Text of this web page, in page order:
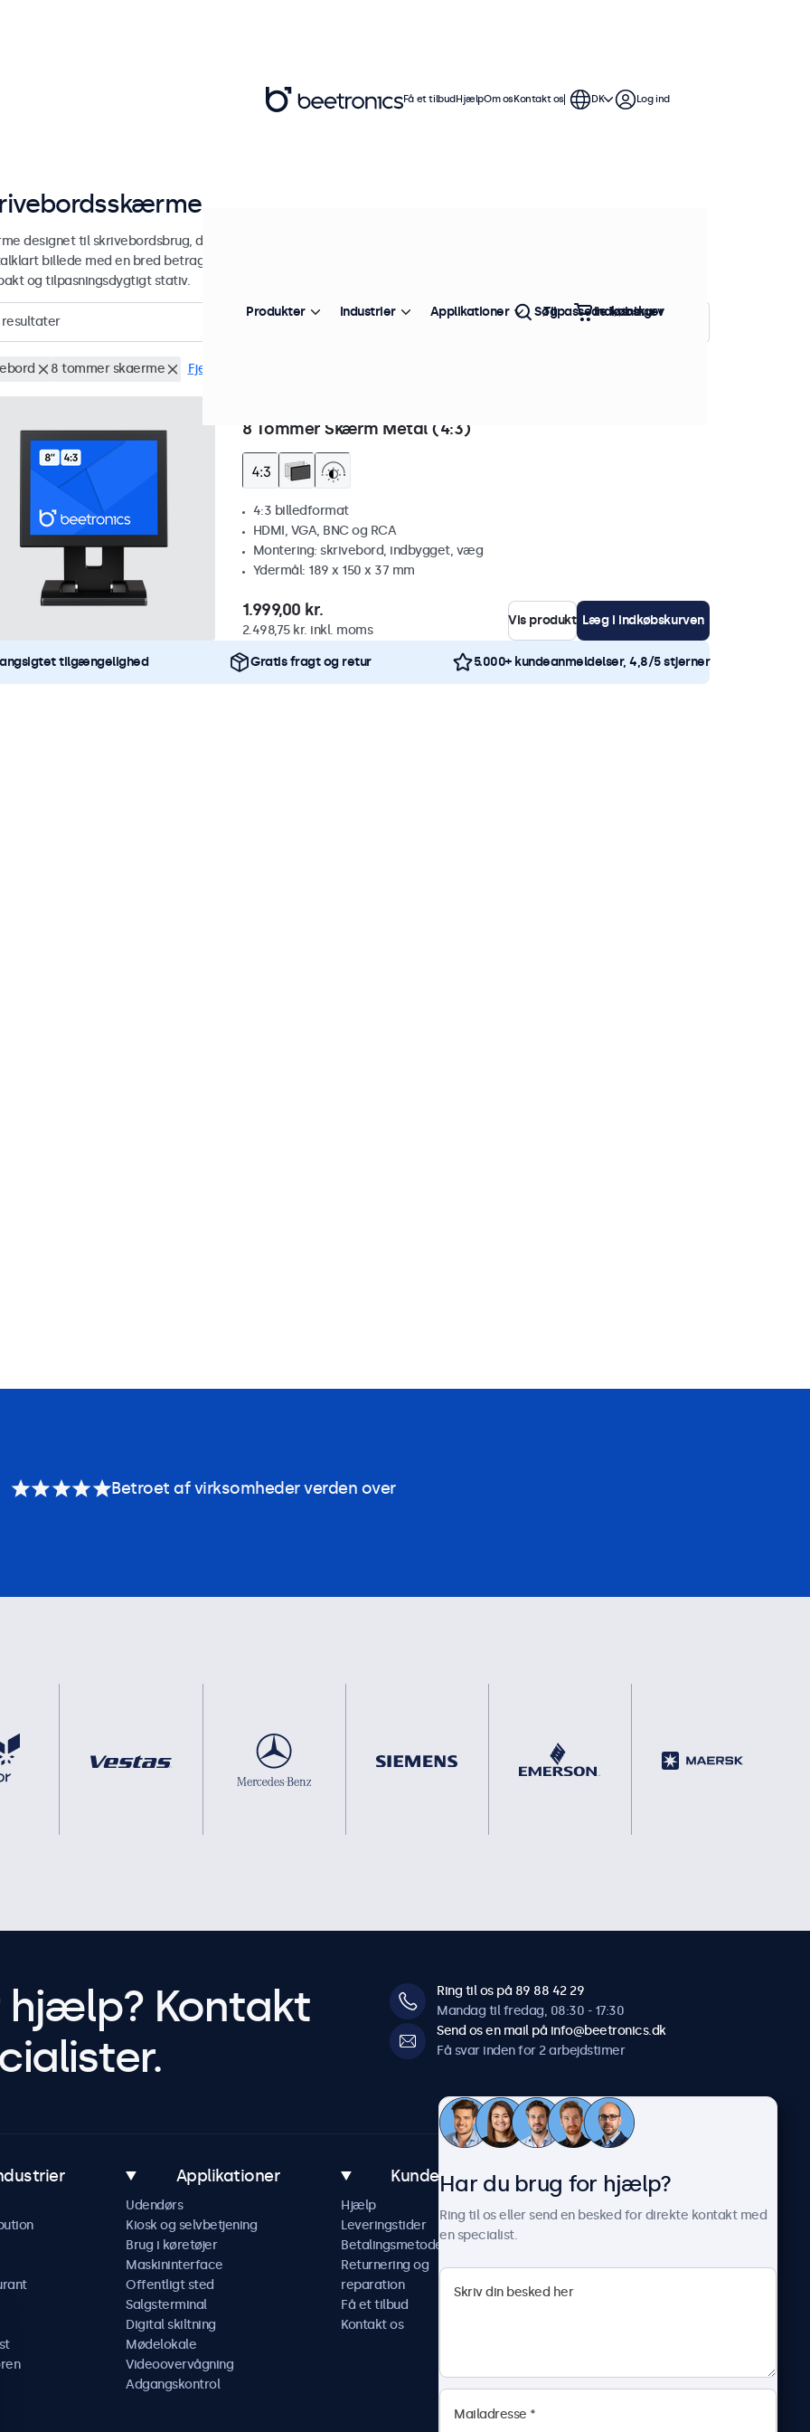
fra 7 til 32 tommer
designet til skrivebordsbrug, designet med et robust og justerbart stativ. Skærmene tilbyder et
billede med en bred betragtningsvinkel, alsidige tilslutningsmuligheder og kommer med et
og tilpasningsdygtigt stativ.
resultater Sorter efter: Popularitet
8 tommer skaerme Fjern alt
8 Tommer Skærm Metal (4:3)
4:3 billedformat
HDMI, VGA, BNC og RCA
Montering: skrivebord, indbygget, væg
Ydermål: 189 x 150 x 37 mm
1.999,00 kr.
2.498,75 kr. inkl. moms
Vis produkt Læg i indkøbskurven
tilgængelighed Gratis fragt og retur 5.000+ kundeanmeldelser, 4,8/5 stjerner
Få et tilbudHjælpOm osKontakt os DK Log ind
Produkter Industrier Applikationer Tilpassede løsninger
Søg Indkøbskurv
Betroet af virksomheder verden over
hjælp? Kontakt
Ring til os på 89 88 42 29
Mandag til fredag, 08:30 - 17:30
Send os en mail på info@beetronics.dk
Få svar inden for 2 arbejdstimer
Applikationer
Udendørs
Kiosk og selvbetjening
Brug i køretøjer
Maskininterface
Offentligt sted
Salgsterminal
Digital skiltning
Mødelokale
Videoovervågning
Adgangskontrol
Kundeservice
Hjælp
Leveringstider
Betalingsmetoder
Returnering og
reparation
Få et tilbud
Kontakt os
Om Beetronics
Arbejd hos os
Har du brug for hjælp?
Ring til os eller send en besked for direkte kontakt med
en specialist.